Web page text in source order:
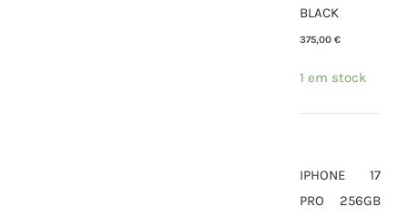
BLACK
375,00 €
1 em stock
IPHONE 17
PRO 256GB